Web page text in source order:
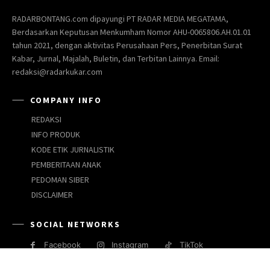
RADARBONTANG.com dipayungi PT RADAR MEDIA MEGATAMA,
Berdasarkan Keputusan Menkumham Nomor AHU-0065806.AH.01.01
tahun 2021, dengan aktivitas Perusahaan Pers, Penerbitan Surat
Kabar, Jurnal, Majalah, Buletin, dan Terbitan Lainnya. Email:
redaksi@radarkukar.com
COMPANY INFO
REDAKSI
INFO PRODUK
KODE ETIK JURNALISTIK
PEMBERITAAN ANAK
PEDOMAN SIBER
DISCLAIMER
SOCIAL NETWORKS
Facebook Instagram TikTok